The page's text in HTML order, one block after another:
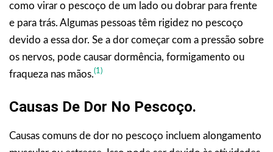
como virar o pescoço de um lado ou dobrar para frente
e para trás. Algumas pessoas têm rigidez no pescoço
devido a essa dor. Se a dor começar com a pressão sobre
os nervos, pode causar dormência, formigamento ou
fraqueza nas mãos.(1)
Causas De Dor No Pescoço.
Causas comuns de dor no pescoço incluem alongamento